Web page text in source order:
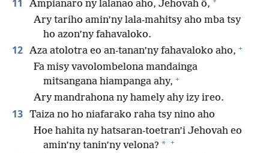
11 Ampianaro ny lalanao aho, Jehovah ô,
Ary tariho amin’ny lala-mahitsy aho mba tsy
ho azon’ny fahavaloko.
12 Aza atolotra eo an-tanan’ny fahavaloko aho, +
Fa misy vavolombelona mandainga
mitsangana hiampanga ahy, +
Ary mandrahona ny hamely ahy izy ireo.
13 Taiza no ho niafarako raha tsy nino aho
Hoe hahita ny hatsaran-toetran’i Jehovah eo
amin’ny tanin’ny velona? * +